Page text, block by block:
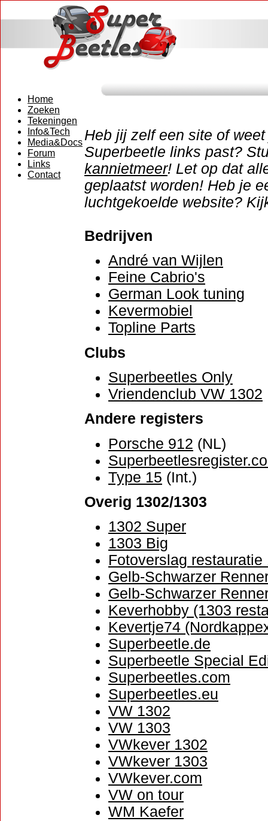
Home
Zoeken
Tekeningen
Info&Tech
Media&Docs
Forum
Links
Contact
Heb jij zelf een site of
Superbeetle links past?
kannietmeer! Let op dat
geplaatst worden! Heb je
luchtgekoelde website?
Bedrijven
André van Wijlen
Feine Cabrio's
German Look tuning
Kevermobiel
Topline Parts
Clubs
Superbeetles Only
Vriendenclub VW 1302
Andere registers
Porsche 912 (NL)
Type 15 (Int.)
Overig 1302/1303
1302 Super
1303 Big
Fotoverslag
Gelb-Schwarzer
Gelb-Schwarzer
Keverhobby (1303
Kevertje74
Superbeetle.de
Superbeetle Special
Superbeetles.com
Superbeetles.eu
VW 1302
VW 1303
VWkever 1302
VWkever 1303
VWkever.com
VW on tour
WM Kaefer